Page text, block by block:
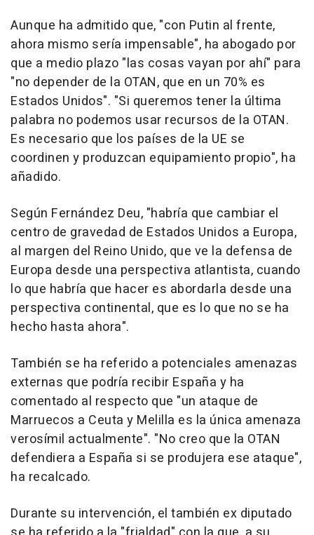
Aunque ha admitido que, "con Putin al frente,
ahora mismo sería impensable", ha abogado por
que a medio plazo "las cosas vayan por ahí" para
"no depender de la OTAN, que en un 70% es
Estados Unidos". "Si queremos tener la última
palabra no podemos usar recursos de la OTAN.
Es necesario que los países de la UE se
coordinen y produzcan equipamiento propio", ha
añadido.
Según Fernández Deu, "habría que cambiar el
centro de gravedad de Estados Unidos a Europa,
al margen del Reino Unido, que ve la defensa de
Europa desde una perspectiva atlantista, cuando
lo que habría que hacer es abordarla desde una
perspectiva continental, que es lo que no se ha
hecho hasta ahora".
También se ha referido a potenciales amenazas
externas que podría recibir España y ha
comentado al respecto que "un ataque de
Marruecos a Ceuta y Melilla es la única amenaza
verosímil actualmente". "No creo que la OTAN
defendiera a España si se produjera ese ataque",
ha recalcado.
Durante su intervención, el también ex diputado